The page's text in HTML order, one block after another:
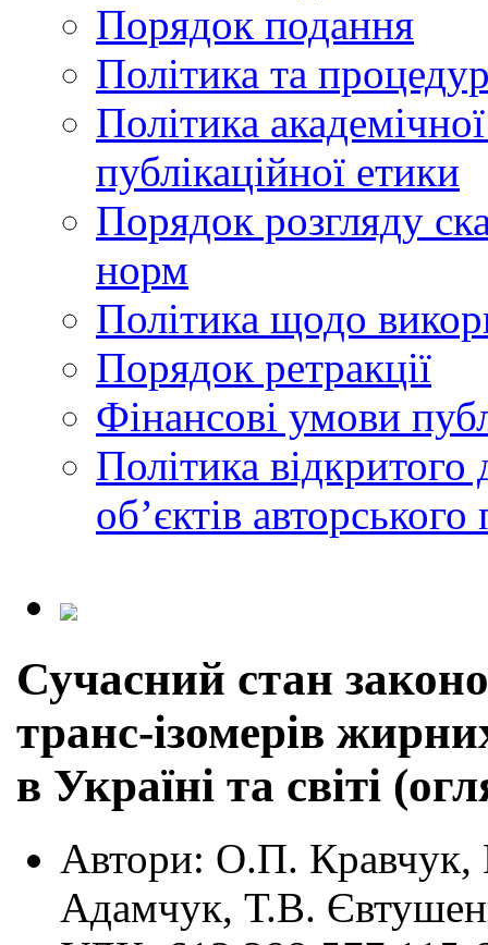
Порядок подання
Політика та
Політика
публікаційної етики
Порядок розгляду
норм
Політика щодо
Порядок ретракції
Фінансові умови
Політика
обʼєктів авторського
Сучасний стан
транс-ізомерів
в Україні та світі
Автори: О.П. Кравчук,
Адамчук, Т.В.